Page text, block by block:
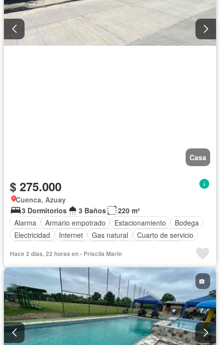
Casa
$ 275.000
Cuenca, Azuay
3 Dormitorios
3 Baños
220 m²
Alarma
Armario empotrado Estacionamiento
Bodega
Electricidad
Internet Gas natural
Cuarto de servicio
Parrilla
Solo familias Sin amoblar
Hace 2 días, 22 horas en - Priscila Marín